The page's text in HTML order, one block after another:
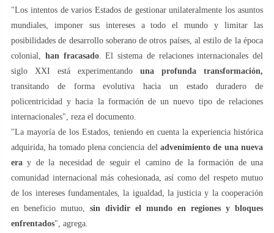
"Los intentos de varios Estados de gestionar unilateralmente los asuntos
mundiales, imponer sus intereses a todo el mundo y limitar las
posibilidades de desarrollo soberano de otros países, al estilo de la época
colonial, han fracasado. El sistema de relaciones internacionales del
siglo XXI está experimentando una profunda transformación,
transitando de forma evolutiva hacia un estado duradero de
policentricidad y hacia la formación de un nuevo tipo de relaciones
internacionales", reza el documento.
"La mayoría de los Estados, teniendo en cuenta la experiencia histórica
adquirida, ha tomado plena conciencia del advenimiento de una nueva
era y de la necesidad de seguir el camino de la formación de una
comunidad internacional más cohesionada, así como del respeto mutuo
de los intereses fundamentales, la igualdad, la justicia y la cooperación
en beneficio mutuo,
sin dividir el mundo en regiones y bloques
enfrentados", agrega.